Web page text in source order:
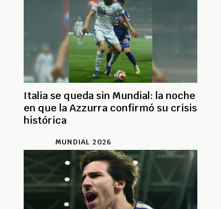
Italia se queda sin Mundial: la noche
en que la Azzurra confirmó su crisis
histórica
MUNDIAL 2026